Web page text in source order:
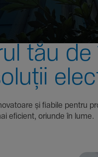
tău
inova­toare și fiabile
eficient, oriunde în lume.